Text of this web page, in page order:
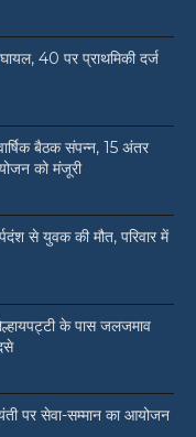
घायल, 40 पर प्राथमिकी दर्ज
बैठक संपन्न, 15 अंतर
को मंजूरी
से युवक की मौत, परिवार में
के पास जलजमाव
पर सेवा-सम्मान का आयोजन